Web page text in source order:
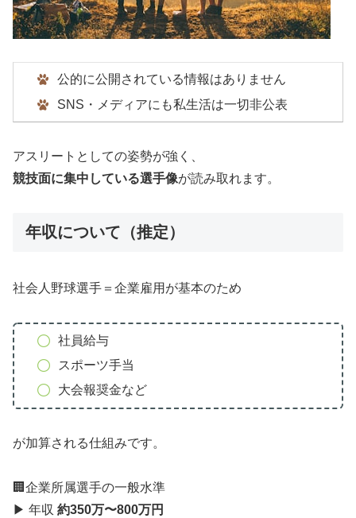
公的に公開されている情報はありません
SNS・メディアにも私生活は一切非公表
アスリートとしての姿勢が強く、
競技面に集中している選手像が読み取れます。
年収について（推定）
社会人野球選手＝企業雇用が基本のため
社員給与
スポーツ手当
大会報奨金など
が加算される仕組みです。
🏢企業所属選手の一般水準
▶ 年収 約350万〜800万円